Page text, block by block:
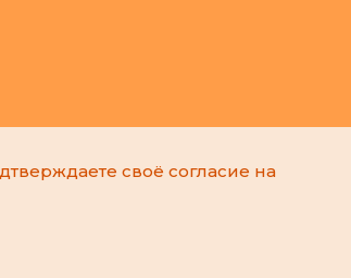
своё согласие на